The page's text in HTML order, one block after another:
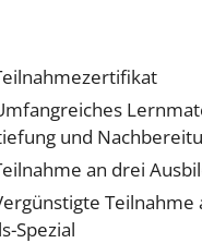
und
an drei
Teilnahme
Spezial